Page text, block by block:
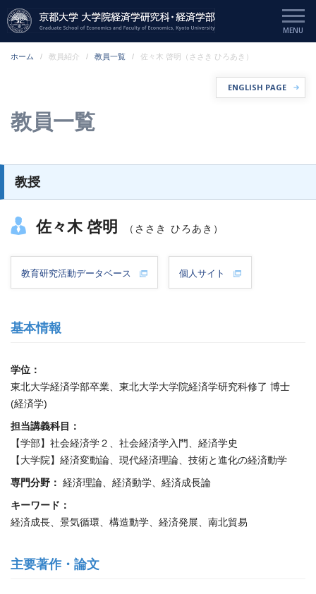
ホーム 教員紹介 教員一覧 佐々木 啓明（ささき ひろあき）
教員一覧
ENGLISH PAGE
教授
佐々木 啓明 （ささき ひろあき）
教育研究活動データベース 個人サイト
基本情報
学位：
東北大学経済学部卒業、東北大学大学院経済学研究科修了 博士
(経済学)
担当講義科目：
【学部】社会経済学２、社会経済学入門、経済学史
【大学院】経済変動論、現代経済理論、技術と進化の経済動学
専門分野： 経済理論、経済動学、経済成長論
キーワード：
経済成長、景気循環、構造動学、経済発展、南北貿易
主要著作・論文